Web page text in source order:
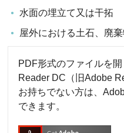
水面の埋立て又は干拓
屋外における土石、廃
PDF形式のファイルを
Reader DC（旧Adobe
お持ちでない方は、
できます。